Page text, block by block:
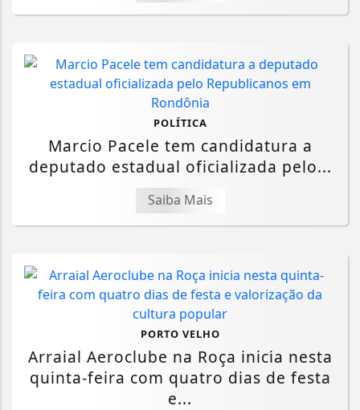
POLÍTICA
Marcio Pacele tem candidatura a
deputado estadual oficializada pelo...
Saiba Mais
PORTO VELHO
Arraial Aeroclube na Roça inicia nesta
quinta-feira com quatro dias de festa
e...